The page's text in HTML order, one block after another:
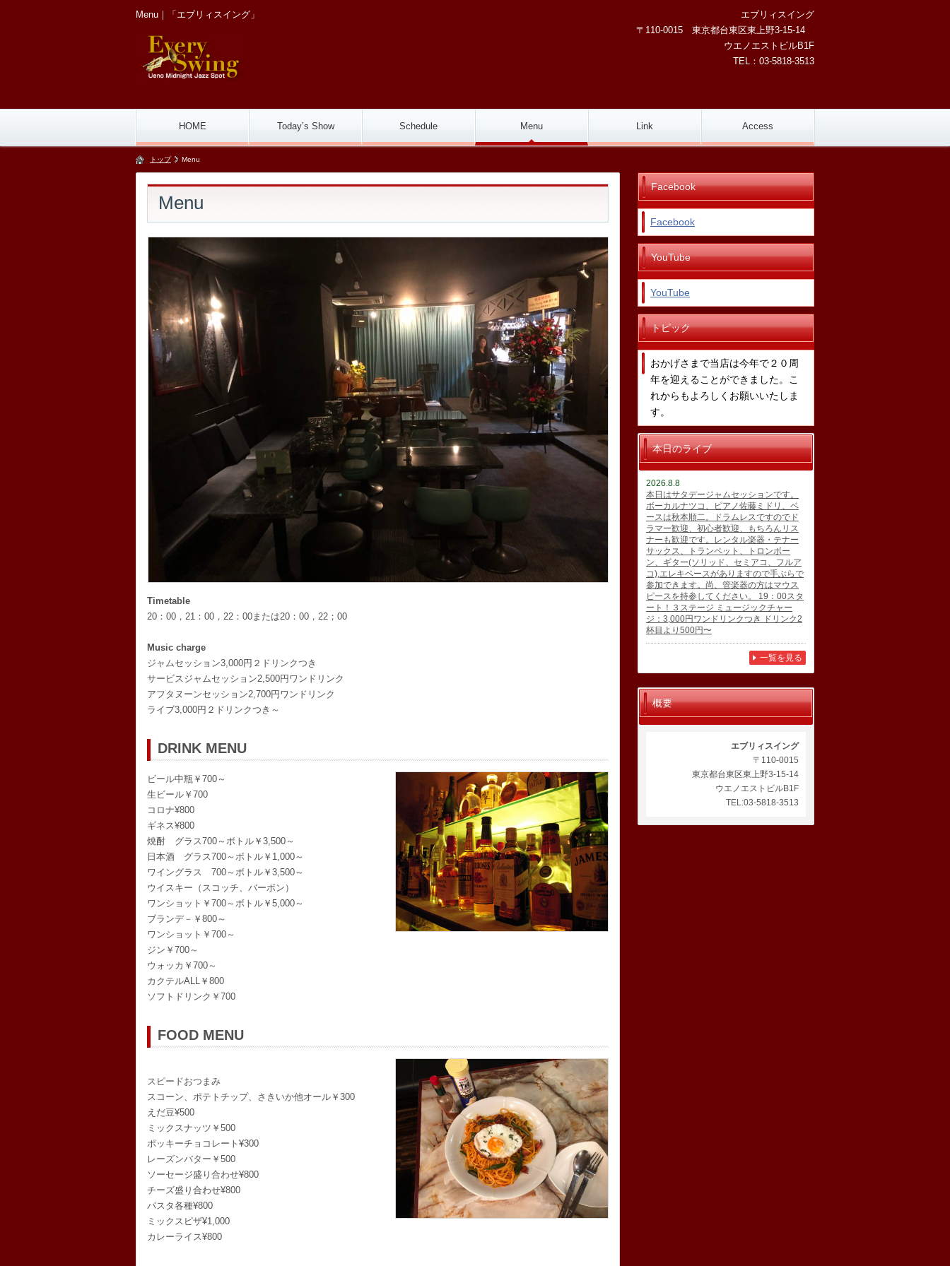
Menu｜「エブリィスイング」
エブリィスイング
〒110-0015 東京都台東区東上野3-15-14
ウエノエストビルB1F
TEL：03-5818-3513
HOME Today’s Show Schedule Menu Link Access
トップ Menu
Menu
Timetable
20：00，21：00，22：00または20：00，22；00
Music charge
ジャムセッション3,000円２ドリンクつき
サービスジャムセッション2,500円ワンドリンク
アフタヌーンセッション2,700円ワンドリンク
ライブ3,000円２ドリンクつき～
DRINK MENU
ビール中瓶￥700～
生ビール￥700
コロナ¥800
ギネス¥800
焼酎 グラス700～ボトル￥3,500～
日本酒 グラス700～ボトル￥1,000～
ワイングラス 700～ボトル￥3,500～
ウイスキー（スコッチ、バーボン）
ワンショット￥700～ボトル￥5,000～
ブランデ－￥800～
ワンショット￥700～
ジン￥700～
ウォッカ￥700～
カクテルALL￥800
ソフトドリンク￥700
FOOD MENU
スピードおつまみ
スコーン、ポテトチップ、さきいか他オール￥300
えだ豆¥500
ミックスナッツ￥500
ポッキーチョコレート¥300
レーズンバター￥500
ソーセージ盛り合わせ¥800
チーズ盛り合わせ¥800
パスタ各種¥800
ミックスピザ¥1,000
カレーライス¥800
Facebook
Facebook
YouTube
YouTube
トピック
おかげさまで当店は今年で２０周
年を迎えることができました。こ
れからもよろしくお願いいたしま
す。
本日のライブ
2026.8.8
本日はサタデージャムセッションです。
ボーカルナツコ、ピアノ佐藤ミドリ、ベ
ースは秋本順二。ドラムレスですのでド
ラマー歓迎、初心者歓迎、もちろんリス
ナーも歓迎です。レンタル楽器・テナー
サックス、トランペット、トロンボー
ン、ギター(ソリッド、セミアコ、フルア
コ),エレキベースがありますので手ぶらで
参加できます。尚、管楽器の方はマウス
ピースを持参してください。 19：00スタ
ート！３ステージ ミュージックチャー
ジ：3,000円ワンドリンクつき ドリンク2
杯目より500円〜
一覧を見る
概要
エブリィスイング
〒110-0015
東京都台東区東上野3-15-14
ウエノエストビルB1F
TEL:03-5818-3513